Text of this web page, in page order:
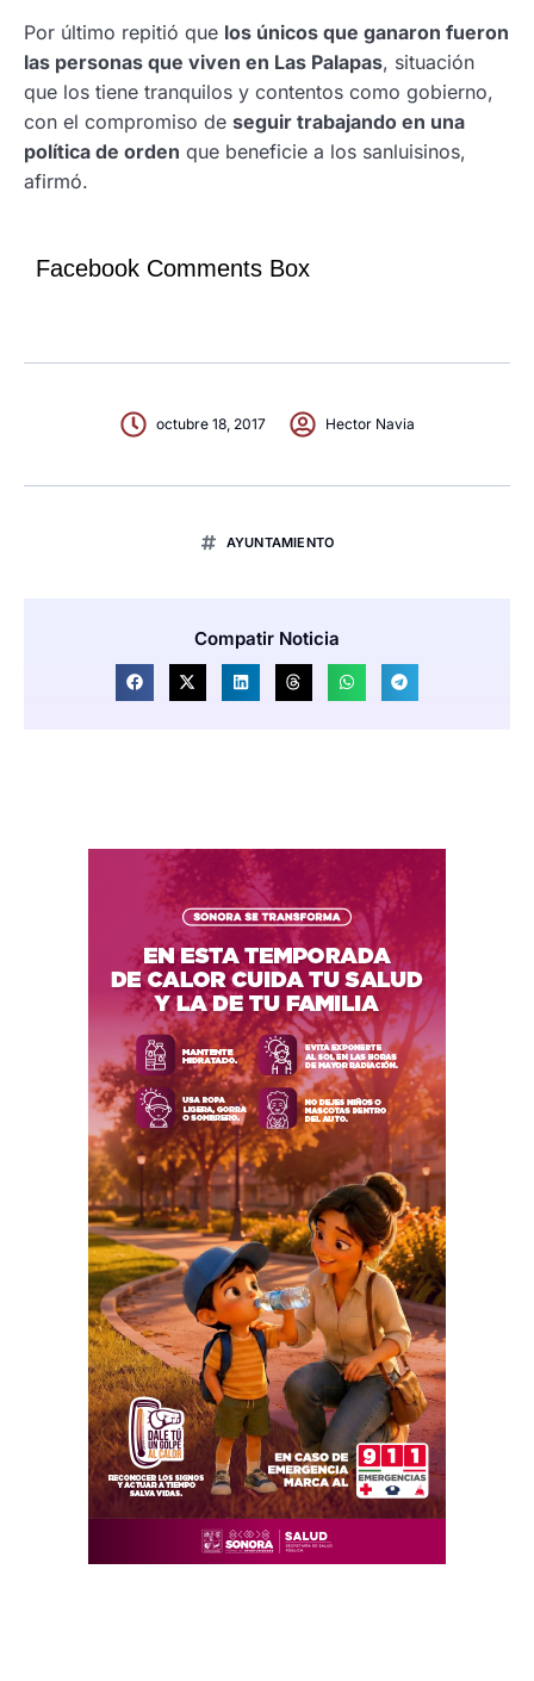
Por último repitió que los únicos que ganaron fueron
las personas que viven en Las Palapas, situación
que los tiene tranquilos y contentos como gobierno,
con el compromiso de seguir trabajando en una
política de orden que beneficie a los sanluisinos,
afirmó.
Facebook Comments Box
octubre 18, 2017 Hector Navia
AYUNTAMIENTO
Compatir Noticia